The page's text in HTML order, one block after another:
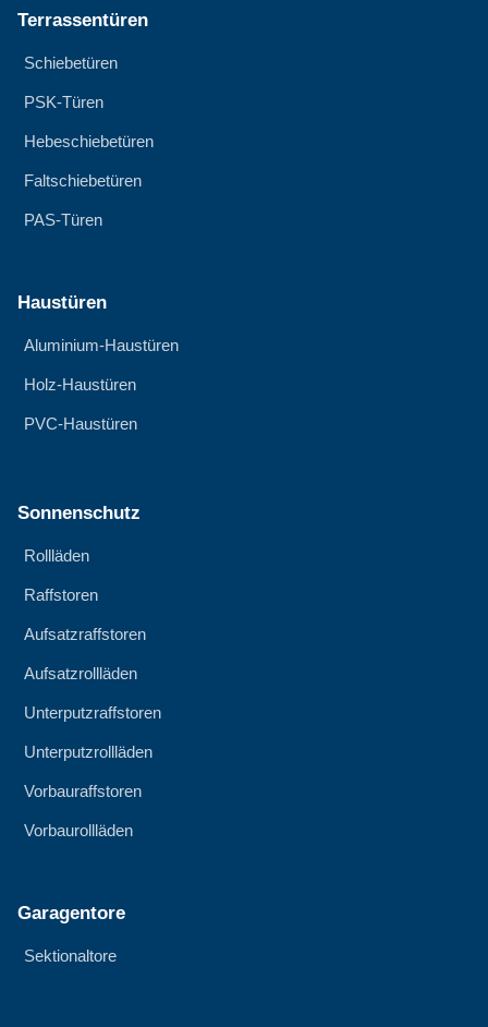
Terrassentüren
Schiebetüren
PSK-Türen
Hebeschiebetüren
Faltschiebetüren
PAS-Türen
Haustüren
Aluminium-Haustüren
Holz-Haustüren
PVC-Haustüren
Sonnenschutz
Rollläden
Raffstoren
Aufsatzraffstoren
Aufsatzrollläden
Unterputzraffstoren
Unterputzrollläden
Vorbauraffstoren
Vorbaurollläden
Garagentore
Sektionaltore